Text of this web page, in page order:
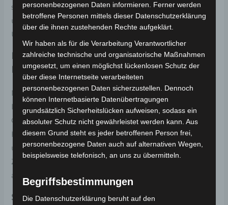
steht im Einklang mit einer starken Beschleunigung
und Leistung, die Sie überall hinbringt, ohne die
Umwelt zu belasten.
Durchdachtes Design für den urbanen
Lebensstil
Mit seinen kompakten Maßen in einem eleganten
Dunkelrot, bietet der VS1 nicht nur eine ansprechende
Optik, sondern auch praktische Features wie ein
Helmfach, eine Topcase-Halterung inklusive Topcase
und USB-Anschluss für Ihre mobilen Geräte. Die 10
Zoll großen Reifen sorgen für Stabilität und Komfort
auf allen Straßen.
Sicherheit und Komfort
personenbezogenen Daten informieren. Ferner werden
betroffene Personen mittels dieser Datenschutzerklärung
über die ihnen zustehenden Rechte aufgeklärt.
Wir haben als für die Verarbeitung Verantwortlicher
zahlreiche technische und organisatorische Maßnahmen
umgesetzt, um einen möglichst lückenlosen Schutz der
über diese Internetseite verarbeiteten
personenbezogenen Daten sicherzustellen. Dennoch
können Internetbasierte Datenübertragungen
grundsätzlich Sicherheitslücken aufweisen, sodass ein
absoluter Schutz nicht gewährleistet werden kann. Aus
diesem Grund steht es jeder betroffenen Person frei,
personenbezogene Daten auch auf alternativen Wegen,
beispielsweise telefonisch, an uns zu übermitteln.
Begriffsbestimmungen
Die Datenschutzerklärung beruht auf den